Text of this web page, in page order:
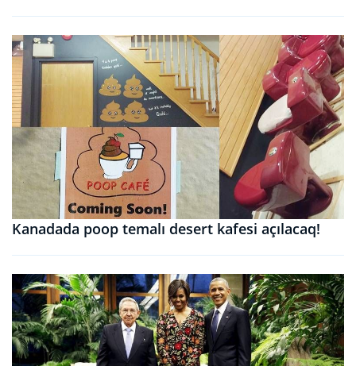
Kanadada poop temalı desert kafesi açılacaq!